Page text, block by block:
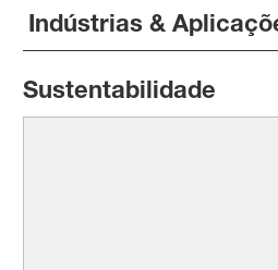
Indústrias &
Sustentabilidade